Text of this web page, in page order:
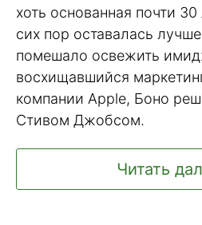
хоть основанная почти
сих пор оставалась
помешало освежить
восхищавшийся
компании Apple, Боно
Стивом Джобсом.
Читать